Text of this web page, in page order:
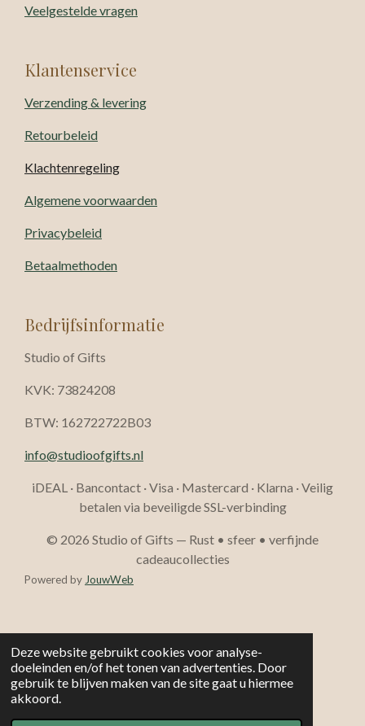
Deze website gebruikt cookies voor analyse-
doeleinden en/of het tonen van advertenties. Door
gebruik te blijven maken van de site gaat u hiermee
akkoord.
Veelgestelde vragen
Klantenservice
Verzending & levering
Retourbeleid
Klachtenregeling
Algemene voorwaarden
Privacybeleid
Betaalmethoden
Bedrijfsinformatie
Studio of Gifts
KVK: 73824208
BTW: 162722722B03
info@studioofgifts.nl
iDEAL · Bancontact · Visa · Mastercard · Klarna · Veilig
betalen via beveiligde SSL-verbinding
© 2026 Studio of Gifts — Rust • sfeer • verfijnde
cadeaucollecties
Powered by JouwWeb